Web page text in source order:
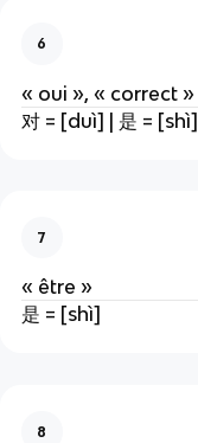
6
« oui », « correct »
对 = [duì] | 是 = [shì]
7
« être »
是 = [shì]
8